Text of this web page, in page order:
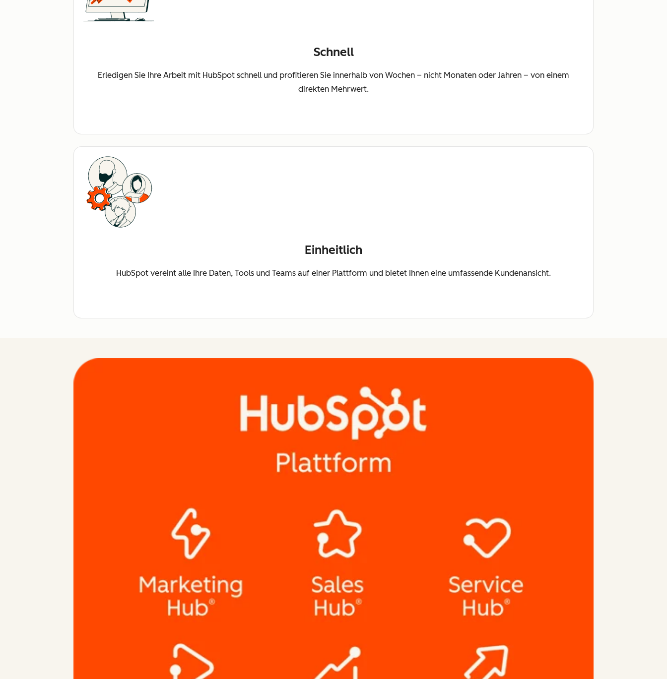
Schnell
Erledigen Sie Ihre Arbeit mit HubSpot schnell und profitieren Sie innerhalb von Wochen – nicht Monaten oder Jahren – von einem
direkten Mehrwert.
Einheitlich
HubSpot vereint alle Ihre Daten, Tools und Teams auf einer Plattform und bietet Ihnen eine umfassende Kundenansicht.